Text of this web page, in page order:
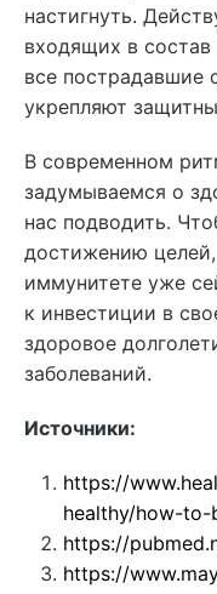
настигнуть.
входящих в
все пострадавшие
укрепляют
В современном
задумываемся о
нас подводить.
достижению
иммунитете уже
к инвестиции в
здоровое
заболеваний.
Источники:
https://
healthy/how-to-
https://
https://